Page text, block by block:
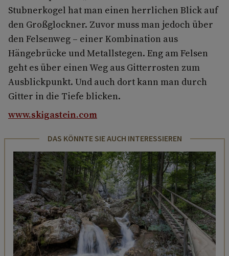
Stubnerkogel hat man einen herrlichen Blick auf
den Großglockner. Zuvor muss man jedoch über
den Felsenweg – einer Kombination aus
Hängebrücke und Metallstegen. Eng am Felsen
geht es über einen Weg aus Gitterrosten zum
Ausblickpunkt. Und auch dort kann man durch
Gitter in die Tiefe blicken.
www.skigastein.com
DAS KÖNNTE SIE AUCH INTERESSIEREN